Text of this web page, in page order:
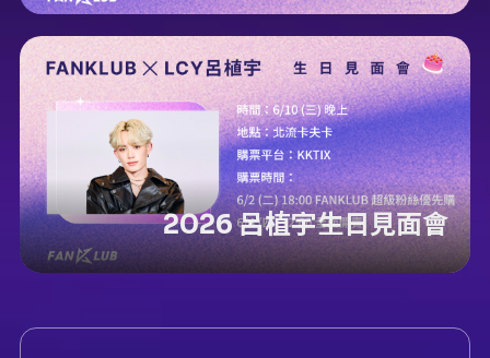
2026 呂植宇生日見面會